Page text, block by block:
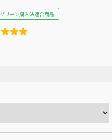
グリーン購入法適合商品